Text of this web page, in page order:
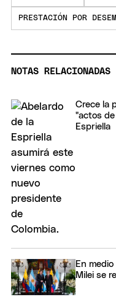
PRESTACIÓN POR
NOTAS RELACIONADAS
Crece la
"actos
Espriella
En
Milei se